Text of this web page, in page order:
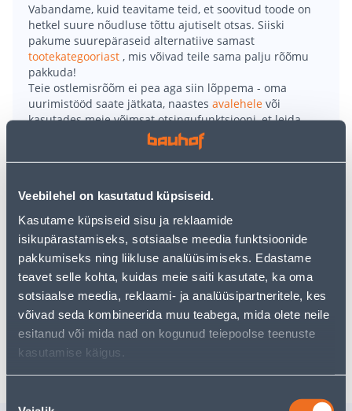
Veebilehel on kasutatud küpsiseid.
Kasutame küpsiseid sisu ja reklaamide
isikupärastamiseks, sotsiaalse meedia funktsioonide
pakkumiseks ning liikluse analüüsimiseks. Edastame
teavet selle kohta, kuidas meie saiti kasutate, ka oma
sotsiaalse meedia, reklaami- ja analüüsipartneritele, kes
võivad seda kombineerida muu teabega, mida olete neile
esitanud või mida nad on kogunud teiepoolse teenuste
kasutamise käigus.
Vabandame, kuid teavitame teid, et soovitud toode on
hetkel suure nõudluse tõttu ajutiselt otsas. Siiski
pakume suurepäraseid alternatiive samast
tootekategooriast , mis võivad teile sama palju rõõmu
pakkuda!
Teie ostlemisrõõm ei pea aga siin lõppema - oma
uurimistööd saate jätkata, naastes avalehele või
kasutades meie võimsat otsingufunktsiooni, et leida
veelgi meelepärasemad valikuid. Head ostlemist!
klaastahvlitele.
• Marker kuivab kiirelt ja pühkides (kuivpuhastus)
eemaldatav tint.
• Valguskindel ja 90% katvusega.
• Rohelist värvi.
• 14-päevane tagastusõigus.
Tarne pole võimalik